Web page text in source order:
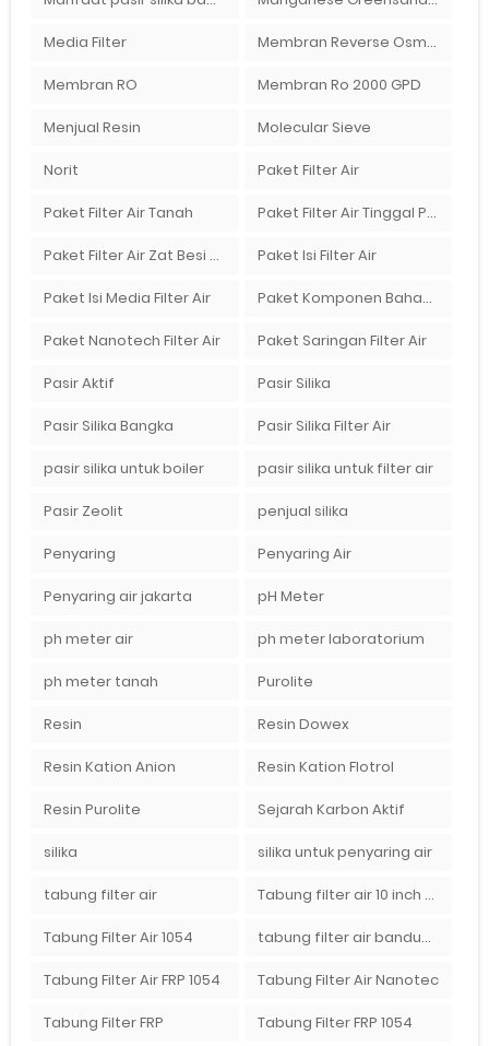
Media Filter Membran Reverse Osmosis
Membran RO Membran Ro 2000 GPD
Menjual Resin Molecular Sieve
Norit Paket Filter Air
Paket Filter Air Tanah Paket Filter Air Tinggal Pasang
Paket Filter Air Zat Besi Tinggi Paket Isi Filter Air
Paket Isi Media Filter Air Paket Komponen Bahan Filter Air
Paket Nanotech Filter Air Paket Saringan Filter Air
Pasir Aktif Pasir Silika
Pasir Silika Bangka Pasir Silika Filter Air
pasir silika untuk boiler pasir silika untuk filter air
Pasir Zeolit penjual silika
Penyaring Penyaring Air
Penyaring air jakarta pH Meter
ph meter air ph meter laboratorium
ph meter tanah Purolite
Resin Resin Dowex
Resin Kation Anion Resin Kation Flotrol
Resin Purolite Sejarah Karbon Aktif
silika silika untuk penyaring air
tabung filter air Tabung filter air 10 inch Agen tabung filter nanotec di bandung"
Tabung Filter Air 1054 tabung filter air bandung
Tabung Filter Air FRP 1054 Tabung Filter Air Nanotec
Tabung Filter FRP Tabung Filter FRP 1054